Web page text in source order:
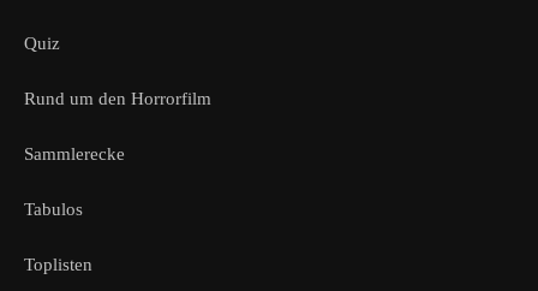
Quiz
Rund um den Horrorfilm
Sammlerecke
Tabulos
Toplisten